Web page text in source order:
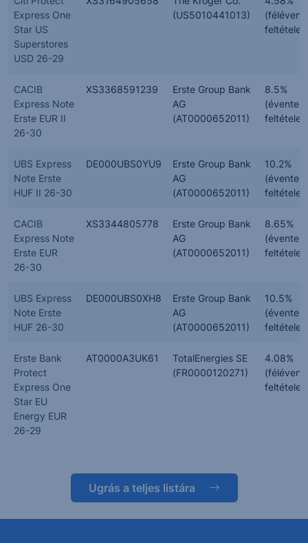
Express One
Star US
Superstores
USD 26-29
(US5010441013)
CACIB
Express Note
Erste EUR II
26-30
XS3368591239
Erste Group Bank
AG
(AT0000652011)
8.5%
(évente,
UBS Express
Note Erste
HUF II 26-30
DE000UBS0YU9
Erste Group Bank
AG
(AT0000652011)
10.2%
(évente,
CACIB
Express Note
Erste EUR
26-30
XS3344805778
Erste Group Bank
AG
(AT0000652011)
8.65%
(évente,
UBS Express
Note Erste
HUF 26-30
DE000UBS0XH8
Erste Group Bank
AG
(AT0000652011)
10.5%
(évente,
Erste Bank
Protect
Express One
Star EU
Energy EUR
26-29
AT0000A3UK61
TotalEnergies SE
(FR0000120271)
4.08%
Ugrás a teljes listára